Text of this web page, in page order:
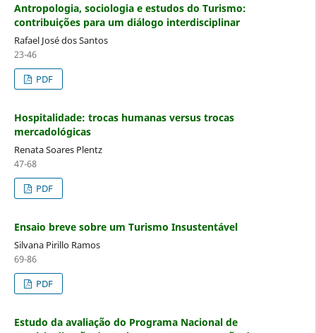
Antropologia, sociologia e estudos do Turismo:
contribuições para um diálogo interdisciplinar
Rafael José dos Santos
23-46
PDF
Hospitalidade: trocas humanas versus trocas
mercadológicas
Renata Soares Plentz
47-68
PDF
Ensaio breve sobre um Turismo Insustentável
Silvana Pirillo Ramos
69-86
PDF
Estudo da avaliação do Programa Nacional de